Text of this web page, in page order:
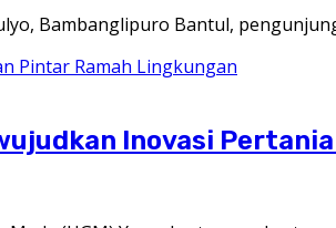
Bambanglipuro Bantul,
Inovasi